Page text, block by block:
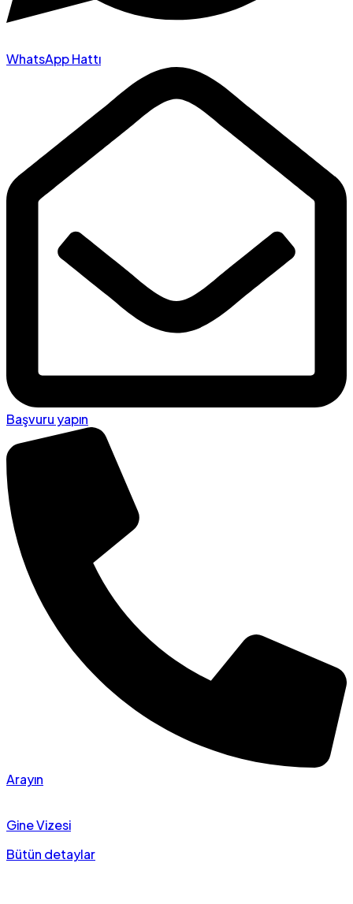
WhatsApp Hattı
Başvuru yapın
Arayın
Gine Vizesi
Bütün detaylar